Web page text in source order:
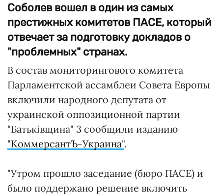
Соболев вошел в один из самых
престижных комитетов ПАСЕ, который
отвечает за подготовку докладов о
"проблемных" странах.
В состав мониторингового комитета
Парламентской ассамблеи Совета Европы
включили народного депутата от
украинской оппозиционной партии
"Батьківщина" 3 сообщили изданию
"КоммерсантЪ-Украина".
"Утром прошло заседание (бюро ПАСЕ) и
было поддержано решение включить